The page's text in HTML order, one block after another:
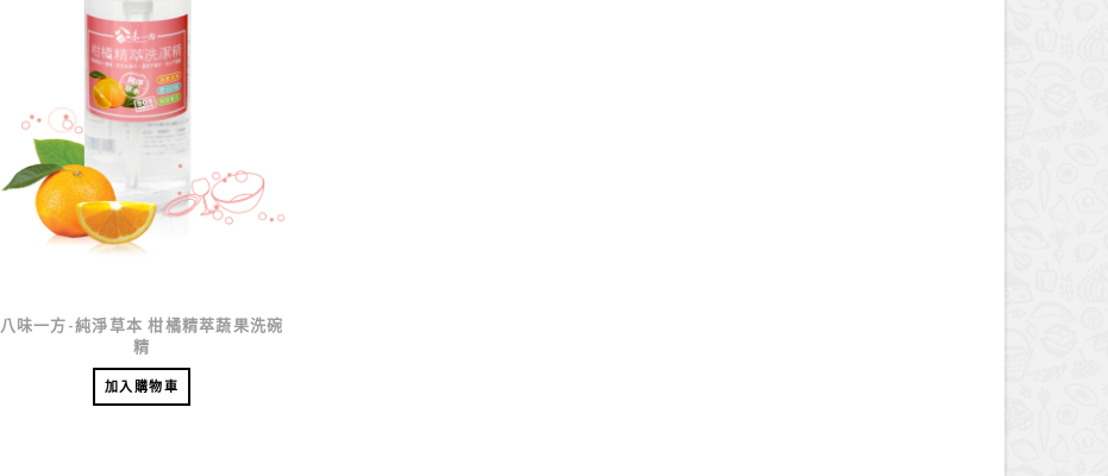
八味一方-純淨草本 柑橘精萃蔬果洗碗
精
加入購物車